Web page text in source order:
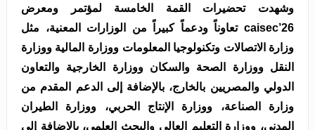
وشهدت تحضيرات القمة الخامسة لمؤتمر ومعرض
caisec’26 تعاوناً ودعماً كبيراً من الوزارات المعنية، مثل
وزارة الاتصالات وتكنولوجيا المعلومات ووزارة المالية ووزارة
النقل ووزارة الصحة والسكان ووزارة الخارجية والتعاون
الدولي والمصريين بالخارج، بالإضافة إلى الدعم المقدم من
وزارة الصناعة، ووزارة الإنتاج الحربي، ووزارة الطيران
المدني، ووزارة التعليم العالي والبحث العلمي، بالإضافة إلى